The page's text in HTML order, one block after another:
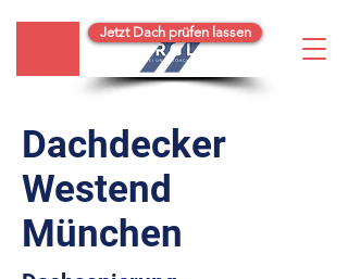
Jetzt Dach prüfen lassen
Dachdecker
Westend
München